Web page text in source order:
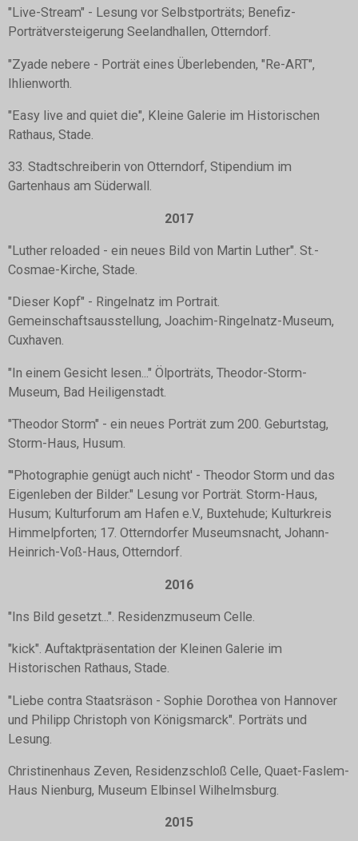
"Live-Stream" - Lesung vor Selbstporträts; Benefiz-
Porträtversteigerung Seelandhallen, Otterndorf.
"Zyade nebere - Porträt eines Überlebenden, "Re-ART",
Ihlienworth.
"Easy live and quiet die", Kleine Galerie im Historischen
Rathaus, Stade.
33. Stadtschreiberin von Otterndorf, Stipendium im
Gartenhaus am Süderwall.
2017
"Luther reloaded - ein neues Bild von Martin Luther". St.-
Cosmae-Kirche, Stade.
"Dieser Kopf" - Ringelnatz im Portrait.
Gemeinschaftsausstellung, Joachim-Ringelnatz-Museum,
Cuxhaven.
"In einem Gesicht lesen..." Ölporträts, Theodor-Storm-
Museum, Bad Heiligenstadt.
"Theodor Storm" - ein neues Porträt zum 200. Geburtstag,
Storm-Haus, Husum.
"'Photographie genügt auch nicht' - Theodor Storm und das
Eigenleben der Bilder." Lesung vor Porträt. Storm-Haus,
Husum; Kulturforum am Hafen e.V., Buxtehude; Kulturkreis
Himmelpforten; 17. Otterndorfer Museumsnacht, Johann-
Heinrich-Voß-Haus, Otterndorf.
2016
"Ins Bild gesetzt...". Residenzmuseum Celle.
"kick". Auftaktpräsentation der Kleinen Galerie im
Historischen Rathaus, Stade.
"Liebe contra Staatsräson - Sophie Dorothea von Hannover
und Philipp Christoph von Königsmarck". Porträts und
Lesung.
Christinenhaus Zeven, Residenzschloß Celle, Quaet-Faslem-
Haus Nienburg, Museum Elbinsel Wilhelmsburg.
2015